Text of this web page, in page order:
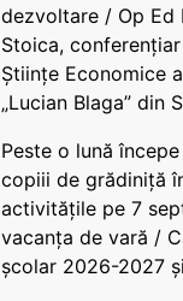
dezvoltare / Op Ed
Stoica,
Științe Economice
„Lucian Blaga” din
Peste o lună
copiii de grădiniță
activitățile pe 7
vacanța de vară /
școlar 2026-2027